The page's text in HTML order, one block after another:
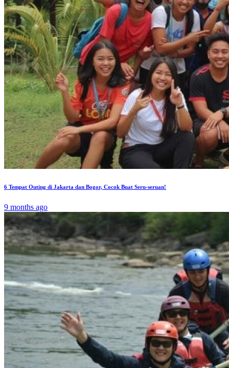
6 Tempat Outing di Jakarta dan Bogor, Cocok Buat Seru-seruan!
9 months ago